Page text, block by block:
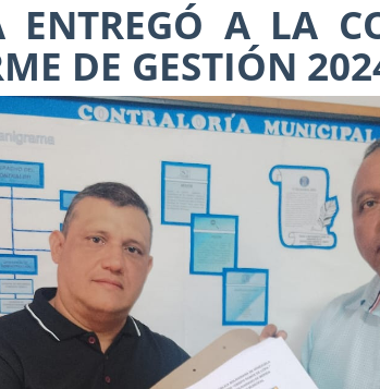
ENTREGÓ A LA
DE GESTIÓN